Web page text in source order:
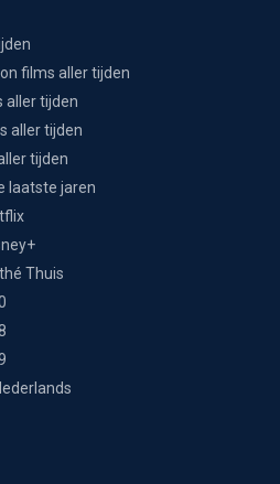
films aller tijden
aller tijden
aller tijden
tijden
laatste jaren
Thuis